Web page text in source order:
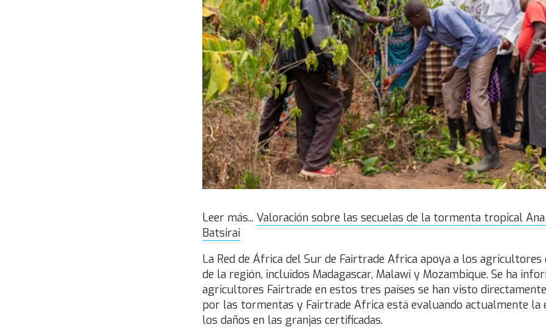
Leer más... Valoración sobre las secuelas de la tormenta tropical
Batsirai
La Red de África del Sur de Fairtrade Africa apoya a los agricultores
de la región, incluidos Madagascar, Malawi y Mozambique. Se ha
agricultores Fairtrade en estos tres países se han visto
por las tormentas y Fairtrade Africa está evaluando actualmente la
los daños en las granjas certificadas.